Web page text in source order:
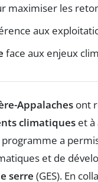
maximiser les
aux
face aux enjeux
Appalaches ont
climatiques et
programme a
et de
serre (GES). En